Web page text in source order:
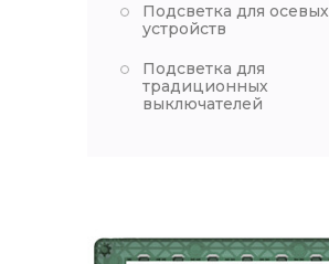
Подсветка для осевых
устройств
Подсветка для
традиционных
выключателей